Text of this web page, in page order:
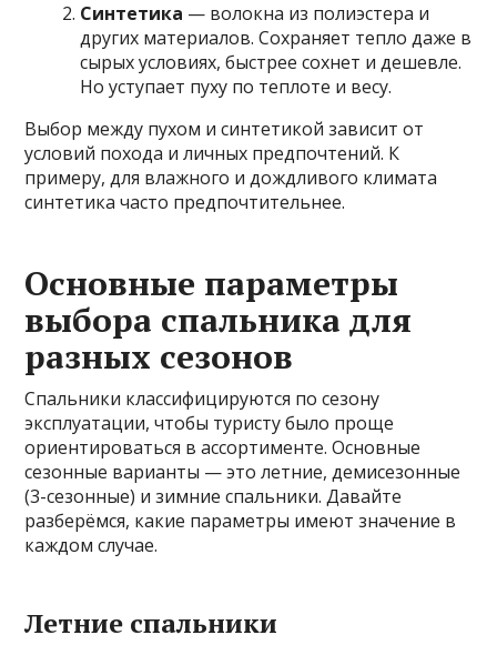
Синтетика — волокна из полиэстера и
других материалов. Сохраняет тепло даже в
сырых условиях, быстрее сохнет и дешевле.
Но уступает пуху по теплоте и весу.
Выбор между пухом и синтетикой зависит от
условий похода и личных предпочтений. К
примеру, для влажного и дождливого климата
синтетика часто предпочтительнее.
Основные параметры
выбора спальника для
разных сезонов
Спальники классифицируются по сезону
эксплуатации, чтобы туристу было проще
ориентироваться в ассортименте. Основные
сезонные варианты — это летние, демисезонные
(3-сезонные) и зимние спальники. Давайте
разберёмся, какие параметры имеют значение в
каждом случае.
Летние спальники